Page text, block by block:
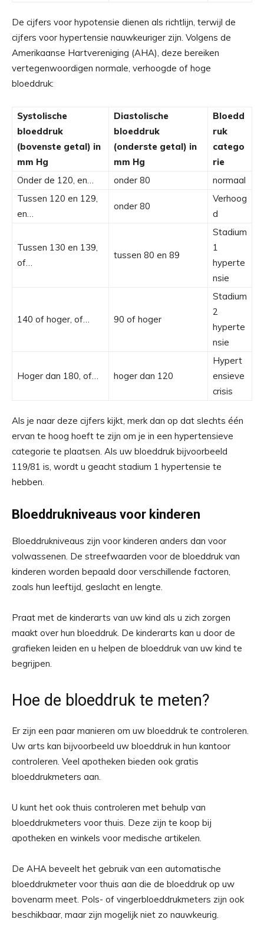
De cijfers voor hypotensie dienen als richtlijn, terwijl de
cijfers voor hypertensie nauwkeuriger zijn. Volgens de
Amerikaanse Hartvereniging (AHA), deze bereiken
vertegenwoordigen normale, verhoogde of hoge
bloeddruk:
Systolische
bloeddruk
(bovenste getal) in
mm Hg
Diastolische
bloeddruk
(onderste getal) in
mm Hg
Bloedd
ruk
catego
rie
Onder de 120, en…
onder 80
normaal
Tussen 120 en 129,
en…
onder 80
Verhoog
d
Tussen 130 en 139,
of…
tussen 80 en 89
Stadium
1
hyperte
nsie
140 of hoger, of… 90 of hoger
Stadium
2
hyperte
nsie
Hoger dan 180, of… hoger dan 120
Hypert
ensieve
crisis
Als je naar deze cijfers kijkt, merk dan op dat slechts één
ervan te hoog hoeft te zijn om je in een hypertensieve
categorie te plaatsen. Als uw bloeddruk bijvoorbeeld
119/81 is, wordt u geacht stadium 1 hypertensie te
hebben.
Bloeddrukniveaus voor kinderen
Bloeddrukniveaus zijn voor kinderen anders dan voor
volwassenen. De streefwaarden voor de bloeddruk van
kinderen worden bepaald door verschillende factoren,
zoals hun leeftijd, geslacht en lengte.
Praat met de kinderarts van uw kind als u zich zorgen
maakt over hun bloeddruk. De kinderarts kan u door de
grafieken leiden en u helpen de bloeddruk van uw kind te
begrijpen.
Hoe de bloeddruk te meten?
Er zijn een paar manieren om uw bloeddruk te controleren.
Uw arts kan bijvoorbeeld uw bloeddruk in hun kantoor
controleren. Veel apotheken bieden ook gratis
bloeddrukmeters aan.
U kunt het ook thuis controleren met behulp van
bloeddrukmeters voor thuis. Deze zijn te koop bij
apotheken en winkels voor medische artikelen.
De AHA beveelt het gebruik van een automatische
bloeddrukmeter voor thuis aan die de bloeddruk op uw
bovenarm meet. Pols- of vingerbloeddrukmeters zijn ook
beschikbaar, maar zijn mogelijk niet zo nauwkeurig.